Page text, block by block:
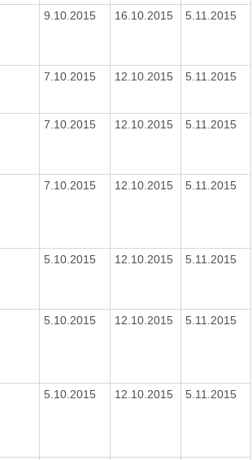
9.10.2015 16.10.2015 5.11.2015
7.10.2015 12.10.2015 5.11.2015
7.10.2015 12.10.2015 5.11.2015
7.10.2015 12.10.2015 5.11.2015
5.10.2015 12.10.2015 5.11.2015
5.10.2015 12.10.2015 5.11.2015
5.10.2015 12.10.2015 5.11.2015